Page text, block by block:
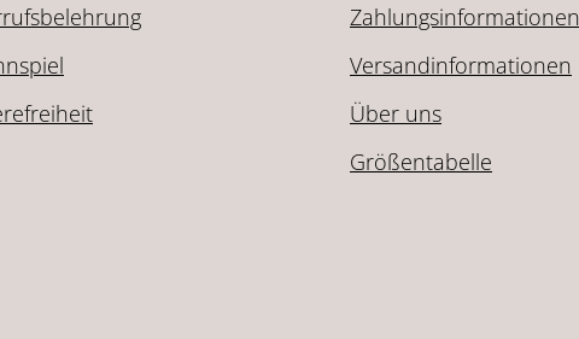
Zahlungsinformationen
Versandinformationen
Über uns
Größentabelle